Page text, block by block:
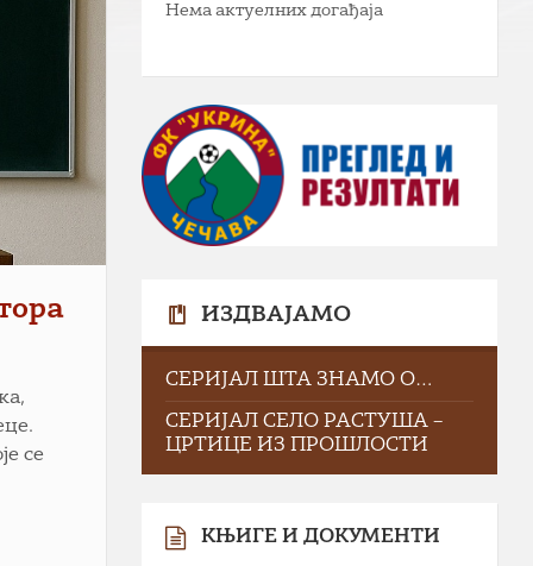
се
Нема актуелних догађаја
ИЗДВАЈАМО
СЕРИЈАЛ ШТА ЗНАМО О…
СЕРИЈАЛ СЕЛО РАСТУША –
ЦРТИЦЕ ИЗ ПРОШЛОСТИ
КЊИГЕ И ДОКУМЕНТИ